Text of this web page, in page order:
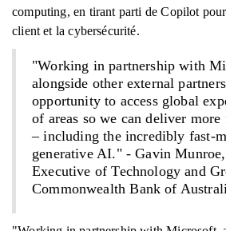
computing, en tirant parti de Copilot
client et la cybersécurité.
"Working in partnership with
alongside other external
opportunity to access global
of areas so we can deliver
– including the incredibly fast-
generative AI." - Gavin
Executive of Technology and
Commonwealth Bank of